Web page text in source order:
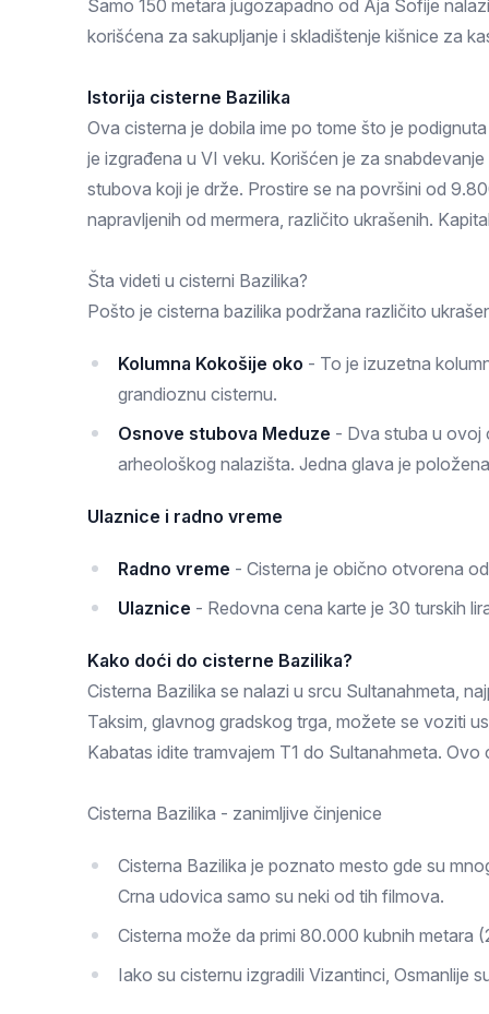
Sremski Karlovci
Samo 150 metara jugozapadno od Aja Sofije
korišćena za sakupljanje i skladištenje kišnice za
Istorija cisterne Bazilika
Ova cisterna je dobila ime po tome što je
je izgrađena u VI veku. Korišćen je za
stubova koji je drže. Prostire se na površini od
napravljenih od mermera, različito ukrašenih.
Šta videti u cisterni Bazilika?
Pošto je cisterna bazilika podržana različito
Kolumna Kokošije oko - To je izuzetna
grandioznu cisternu.
Osnove stubova Meduze - Dva stuba u ovoj
arheološkog nalazišta. Jedna glava je
Ulaznice i radno vreme
Radno vreme - Cisterna je obično otvorena
Ulaznice - Redovna cena karte je 30 turskih
Kako doći do cisterne Bazilika?
Cisterna Bazilika se nalazi u srcu Sultanahmeta,
Taksim, glavnog gradskog trga, možete se voziti
Kabatas idite tramvajem T1 do Sultanahmeta. Ovo
Cisterna Bazilika - zanimljive činjenice
Cisterna Bazilika je poznato mesto gde su
Crna udovica samo su neki od tih filmova.
Cisterna može da primi 80.000 kubnih metara
Iako su cisternu izgradili Vizantinci, Osmanlije